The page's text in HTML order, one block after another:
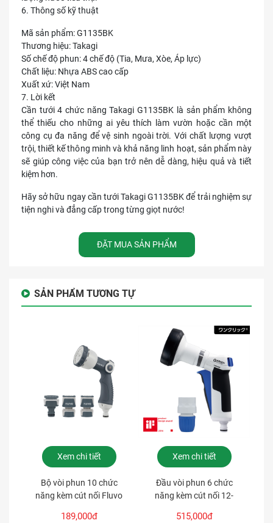
6. Thông số kỹ thuật
Mã sản phẩm: G1135BK
Thương hiệu: Takagi
Số chế độ phun: 4 chế độ (Tia, Mưa, Xòe, Áp lực)
Chất liệu: Nhựa ABS cao cấp
Xuất xứ: Việt Nam
7. Lời kết
Cần tưới 4 chức năng Takagi G1135BK là sản phẩm không
thể thiếu cho những ai yêu thích làm vườn hoặc cần một
công cụ đa năng để vệ sinh ngoài trời. Với chất lượng vượt
trội, thiết kế thông minh và khả năng linh hoạt, sản phẩm này
sẽ giúp công việc của bạn trở nên dễ dàng, hiệu quả và tiết
kiệm hơn.
Hãy sở hữu ngay cần tưới Takagi G1135BK để trải nghiệm sự
tiện nghi và đẳng cấp trong từng giọt nước!
ĐẶT MUA SẢN PHẨM
SẢN PHẨM TƯƠNG TỰ
Xem chi tiết
Bộ vòi phun 10 chức
năng kèm cút nối Fluvo
189,000đ
Xem chi tiết
Đầu vòi phun 6 chức
năng kèm cút nối 12-
Garden QG1113FJ
515,000đ